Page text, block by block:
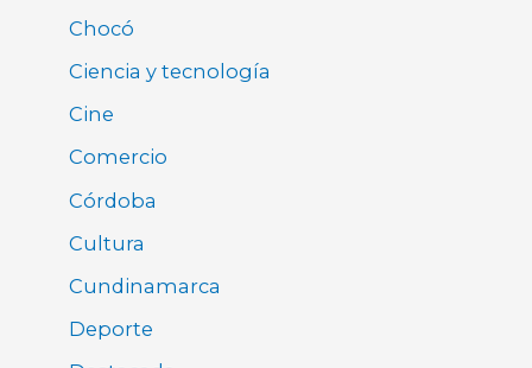
Chocó
Ciencia y tecnología
Cine
Comercio
Córdoba
Cultura
Cundinamarca
Deporte